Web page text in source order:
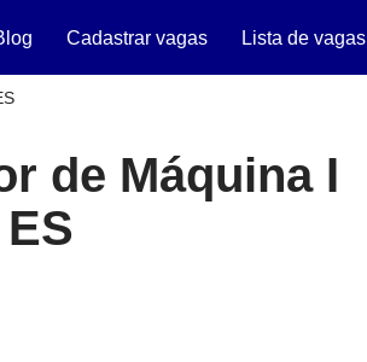
Cadastrar vagas Lista de vagas
de Máquina I